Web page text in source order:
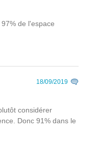
de l'espace
18/09/2019
considérer
Donc 91% dans le